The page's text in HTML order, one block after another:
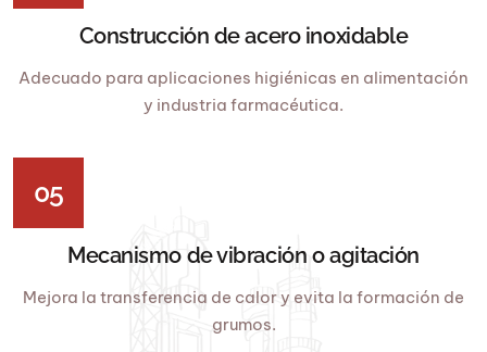
Construcción de acero inoxidable
Adecuado para aplicaciones higiénicas en alimentación
y industria farmacéutica.
05
Mecanismo de vibración o agitación
Mejora la transferencia de calor y evita la formación de
grumos.